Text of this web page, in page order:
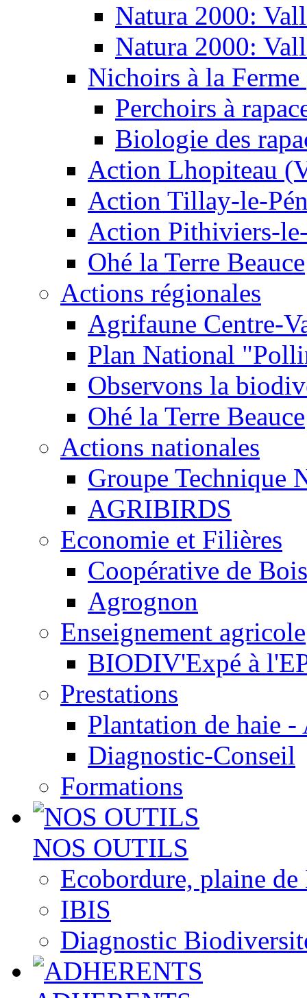
Natura 2000:
Natura 2000:
Nichoirs à la
Perchoirs à
Biologie des
Action Lhopiteau
Action Tillay-le-
Action Pithiviers-
Ohé la Terre Beauce
Actions régionales
Agrifaune Centre-
Plan National
Observons la
Ohé la Terre Beauce
Actions nationales
Groupe Technique
AGRIBIRDS
Economie et Filières
Coopérative de
Agrognon
Enseignement agricole
BIODIV'Expé à
Prestations
Plantation de haie
Diagnostic-Conseil
Formations
NOS OUTILS
Ecobordure, plaine de
IBIS
Diagnostic